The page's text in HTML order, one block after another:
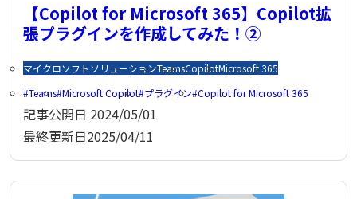
【Copilot for Microsoft 365】Copilot拡
張プラグインを作成してみた！②
マイクロソフトソリューションTeamsCopilotMicrosoft 365
Teams Microsoft Copilot プラグイン Copilot for Microsoft 365
記事公開日 2024/05/01
最終更新日2025/04/11